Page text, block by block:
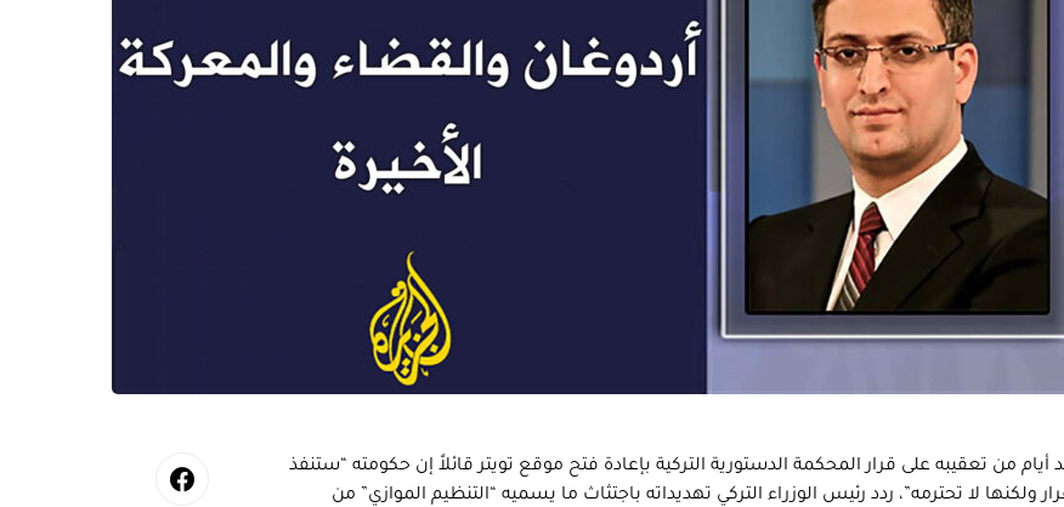
أيام من تعقيبه على قرار المحكمة الدستورية التركية بإعادة فتح موقع تويتر قائلاً إن حكومته “ستنفذ
ولكنها لا تحترمه”، ردد رئيس الوزراء التركي تهديداته باجتثاث ما يسميه “التنظيم الموازي” من